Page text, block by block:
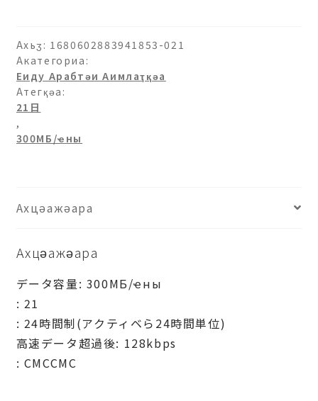
Ахьӡ: 1680602883941853-021
Акатегориа:
Еиду Арабтәи Аимлаҭқәа
Атегқәа:
21日
,
300МБ/ҽны
Ахцәажәара
Ахцәажәара
データ容量: 300МБ/ҽны
: 21
: 24時間制(アクティベら24時間単位)
高速データ超過後: 128kbps
: СМССМС